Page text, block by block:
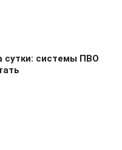
сутки: системы ПВО